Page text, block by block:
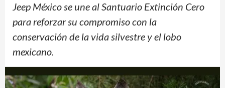
Jeep México se une al Santuario Extinción Cero
para reforzar su compromiso con la
conservación de la vida silvestre y el lobo
mexicano.